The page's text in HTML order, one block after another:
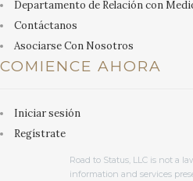
Departamento de Relación con
Contáctanos
Asociarse Con Nosotros
COMIENCE AHORA
Iniciar sesión
Regístrate
Road to Status, LLC is not a
information and services